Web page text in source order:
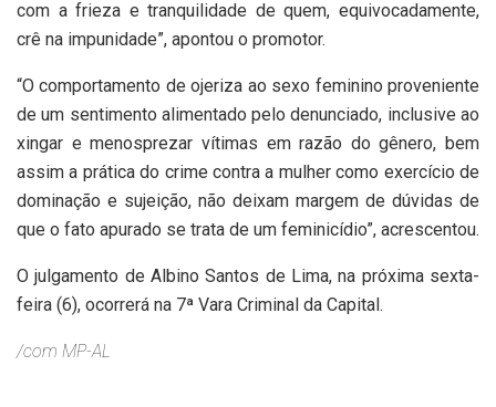
com a frieza e tranquilidade de quem, equivocadamente,
crê na impunidade”, apontou o promotor.
“O comportamento de ojeriza ao sexo feminino proveniente
de um sentimento alimentado pelo denunciado, inclusive ao
xingar e menosprezar vítimas em razão do gênero, bem
assim a prática do crime contra a mulher como exercício de
dominação e sujeição, não deixam margem de dúvidas de
que o fato apurado se trata de um feminicídio”, acrescentou.
O julgamento de Albino Santos de Lima, na próxima sexta-
feira (6), ocorrerá na 7ª Vara Criminal da Capital.
/com MP-AL